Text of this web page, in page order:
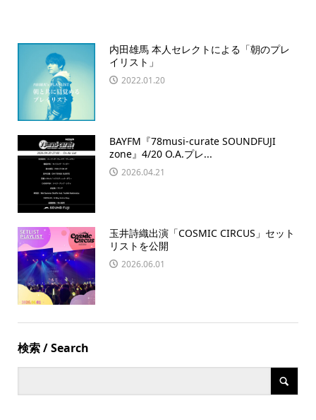
内田雄馬 本人セレクトによる「朝のプレ
イリスト」
2022.01.20
BAYFM『78musi-curate SOUNDFUJI
zone』4/20 O.A.プレ...
2026.04.21
玉井詩織出演「COSMIC CIRCUS」セット
リストを公開
2026.06.01
検索 / Search